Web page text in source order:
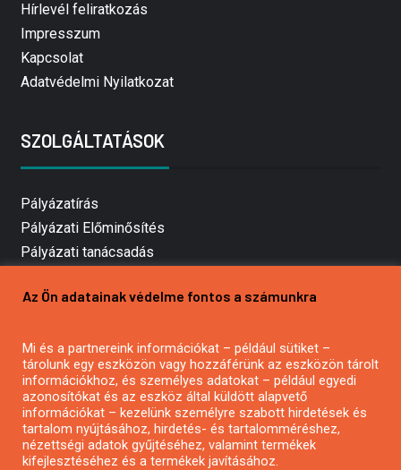
Hírlevél feliratkozás
Impresszum
Kapcsolat
Adatvédelmi Nyilatkozat
SZOLGÁLTATÁSOK
Pályázatírás
Pályázati Előminősítés
Pályázati tanácsadás
Mezőgazdasági pályázatírás
Pályázatírás civil szervezeteknek
Pályázatírás önkormányzatoknak
Pályázatfigyelés
Specifikus pályázatfigyelés vagy hírlevél
Az Ön adatainak védelme fontos a számunkra
Mi és a partnereink információkat – például sütiket –
tárolunk egy eszközön vagy hozzáférünk az eszközön tárolt
információkhoz, és személyes adatokat – például egyedi
azonosítókat és az eszköz által küldött alapvető
információkat – kezelünk személyre szabott hirdetések és
tartalom nyújtásához, hirdetés- és tartalomméréshez,
nézettségi adatok gyűjtéséhez, valamint termékek
kifejlesztéséhez és a termékek javításához.